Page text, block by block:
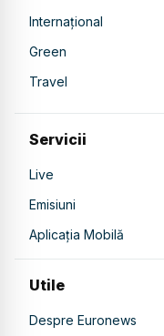
Internațional
Green
Travel
Servicii
Live
Emisiuni
Aplicația Mobilă
Utile
Despre Euronews